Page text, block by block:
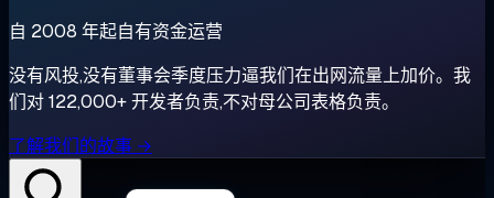
自 2008 年起自有资金运营
没有风投,没有董事会季度压力逼我们在出网流量上加价。我
们对 122,000+ 开发者负责,不对母公司表格负责。
了解我们的故事 →